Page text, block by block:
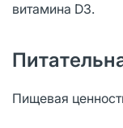
витамина D3.
Пищевая